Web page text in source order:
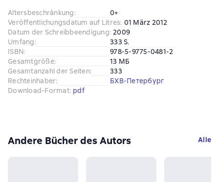
Altersbeschränkung:
0+
Veröffentlichungsdatum auf Litres: 01 März 2012
Datum der Schreibbeendigung: 2009
Umfang:
333 S.
ISBN:
978-5-9775-0481-2
Gesamtgröße:
13 МБ
Gesamtanzahl der Seiten:
333
Rechteinhaber:
БХВ-Петербург
Download-Format: pdf
Andere Bücher des Autors Alle